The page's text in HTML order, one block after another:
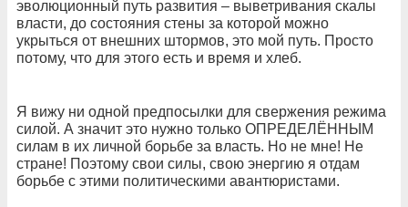
эволюционный путь развития – выветривания скалы
власти, до состояния стены за которой можно
укрыться от внешних штормов, это мой путь. Просто
потому, что для этого есть и время и хлеб.
Я вижу ни одной предпосылки для свержения режима
силой. А значит это нужно только ОПРЕДЕЛЁННЫМ
силам в их личной борьбе за власть. Но не мне! Не
стране! Поэтому свои силы, свою энергию я отдам
борьбе с этими политическими авантюристами.